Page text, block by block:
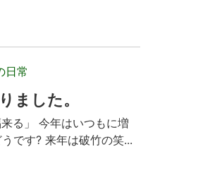
日常
ました。
る」 今年はいつもに増
です? 来年は破竹の笑...